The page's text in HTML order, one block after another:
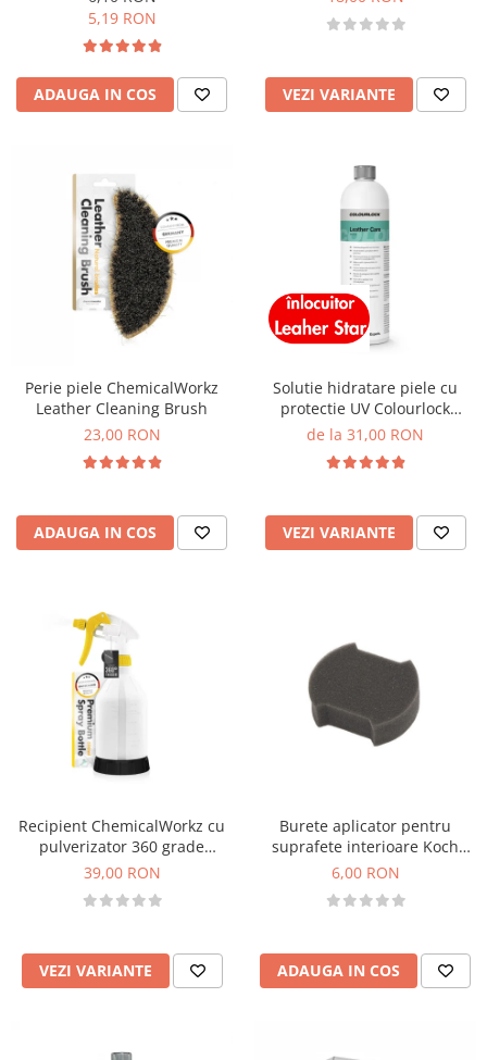
5,19 RON
ADAUGA IN COS VEZI VARIANTE
Perie piele ChemicalWorkz
Leather Cleaning Brush
23,00 RON
ADAUGA IN COS
Solutie hidratare piele cu
protectie UV Colourlock
Leather Care
de la 31,00 RON
VEZI VARIANTE
Recipient ChemicalWorkz cu
pulverizator 360 grade
Canyon Premium Spray Bottle
39,00 RON
VEZI VARIANTE
Burete aplicator pentru
suprafete interioare Koch
Chemie BTM
6,00 RON
ADAUGA IN COS